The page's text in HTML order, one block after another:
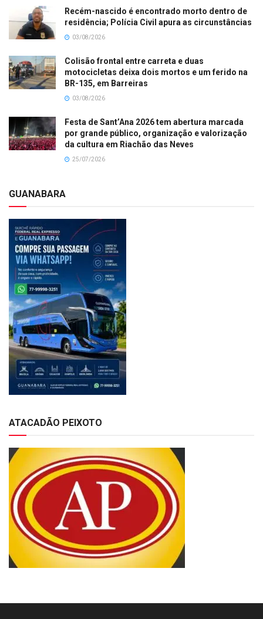
Recém-nascido é encontrado morto dentro de
residência; Polícia Civil apura as circunstâncias
03/08/2026
Colisão frontal entre carreta e duas
motocicletas deixa dois mortos e um ferido na
BR-135, em Barreiras
03/08/2026
Festa de Sant’Ana 2026 tem abertura marcada
por grande público, organização e valorização
da cultura em Riachão das Neves
25/07/2026
GUANABARA
ATACADÃO PEIXOTO